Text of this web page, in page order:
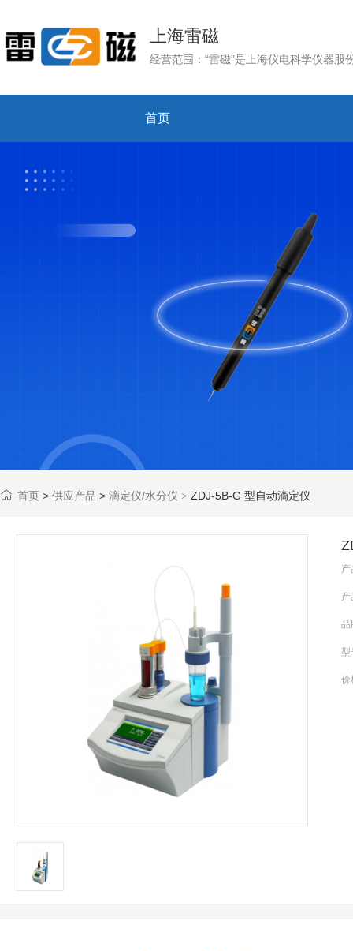
上海雷磁
首页
首页 > 供应产品 > 滴定仪/水分仪 > ZDJ-5B-G 型自动滴定仪
产
产
品
型
价